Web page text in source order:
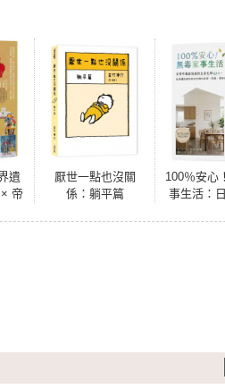
遺
帝
、
厭世一點也沒關
係：躺平篇
100％安心
事生活：